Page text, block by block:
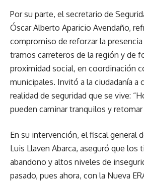
Por su parte, el secretario de
Óscar Alberto Aparicio Avendaño,
compromiso de reforzar la
tramos carreteros de la región y de
proximidad social, en coordinación
municipales. Invitó a la ciudadanía a
realidad de seguridad que se vive:
pueden caminar tranquilos y retomar
En su intervención, el fiscal general
Luis Llaven Abarca, aseguró que los
abandono y altos niveles de
pasado, pues ahora, con la Nueva